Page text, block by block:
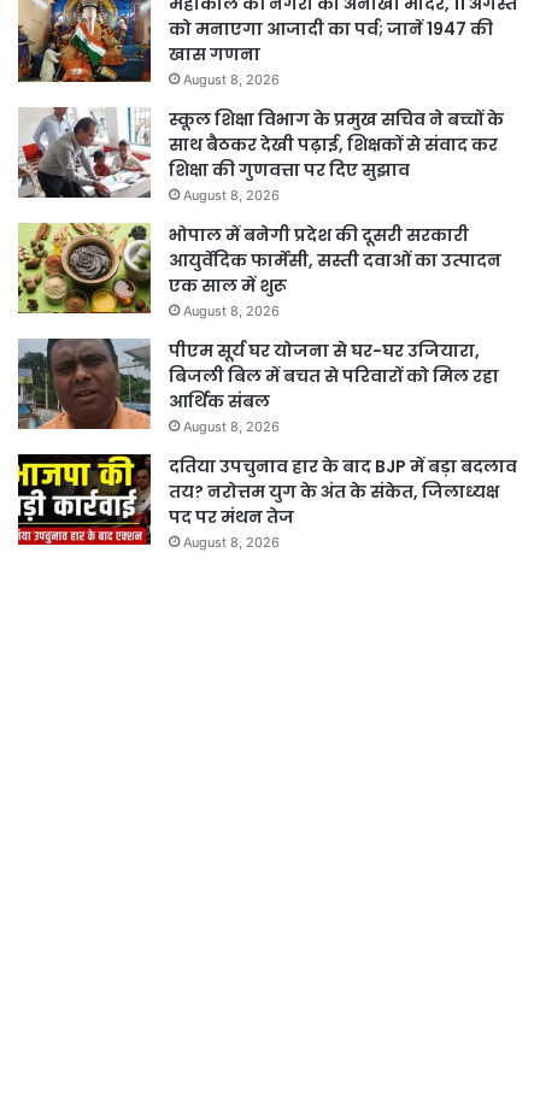
को मनाएगा आजादी का पर्व; जानें 1947 की
खास गणना
August 8, 2026
स्कूल शिक्षा विभाग के प्रमुख सचिव ने बच्चों के
साथ बैठकर देखी पढ़ाई, शिक्षकों से संवाद कर
शिक्षा की गुणवत्ता पर दिए सुझाव
August 8, 2026
भोपाल में बनेगी प्रदेश की दूसरी सरकारी
आयुर्वेदिक फार्मेसी, सस्ती दवाओं का उत्पादन
एक साल में शुरू
August 8, 2026
पीएम सूर्य घर योजना से घर-घर उजियारा,
बिजली बिल में बचत से परिवारों को मिल रहा
आर्थिक संबल
August 8, 2026
दतिया उपचुनाव हार के बाद BJP में बड़ा बदलाव
तय? नरोत्तम युग के अंत के संकेत, जिलाध्यक्ष
पद पर मंथन तेज
August 8, 2026